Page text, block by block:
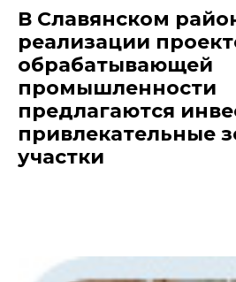
В Славянском
реализации
обрабатывающей
промышленности
предлагаются
привлекательные
участки